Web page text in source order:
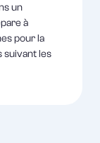
un
à
pour la
suivant les